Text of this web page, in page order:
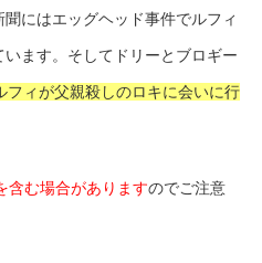
にはエッグヘッド事件でルフィ
ます。そしてドリーとブロギー
フィが父親殺しのロキに会いに行
含む場合がありますのでご注意